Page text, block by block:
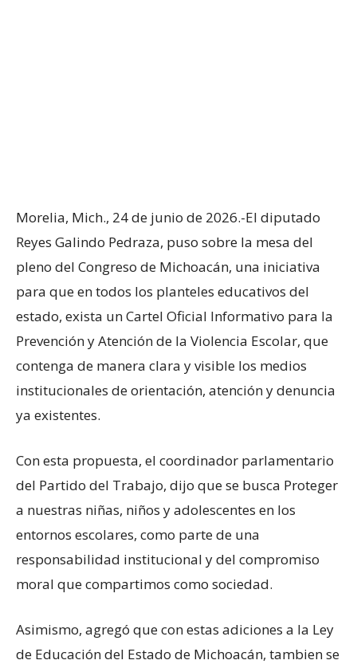
Morelia, Mich., 24 de junio de 2026.-El diputado
Reyes Galindo Pedraza, puso sobre la mesa del
pleno del Congreso de Michoacán, una iniciativa
para que en todos los planteles educativos del
estado, exista un Cartel Oficial Informativo para la
Prevención y Atención de la Violencia Escolar, que
contenga de manera clara y visible los medios
institucionales de orientación, atención y denuncia
ya existentes.
Con esta propuesta, el coordinador parlamentario
del Partido del Trabajo, dijo que se busca Proteger
a nuestras niñas, niños y adolescentes en los
entornos escolares, como parte de una
responsabilidad institucional y del compromiso
moral que compartimos como sociedad.
Asimismo, agregó que con estas adiciones a la Ley
de Educación del Estado de Michoacán, tambien se